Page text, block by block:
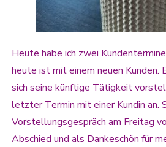
Heute habe ich zwei
heute ist mit einem neuen Kunden.
sich seine künftige Tätigkeit
letzter Termin mit einer Kundin an.
Vorstellungsgespräch am Freitag
Abschied und als Dankeschön für